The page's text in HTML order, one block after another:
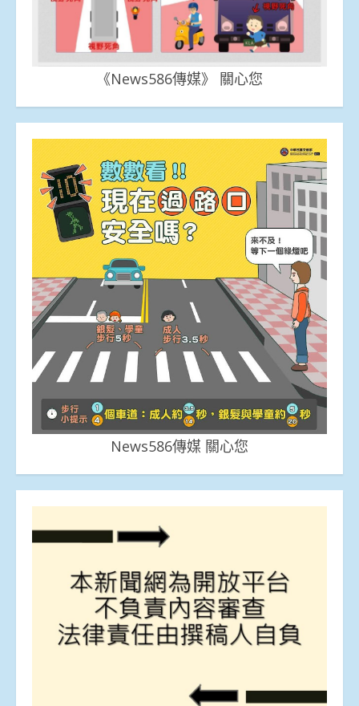
《News586傳媒》 關心您
News586傳媒 關心您